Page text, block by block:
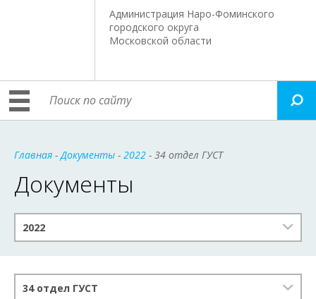
Администрация Наро-Фоминского
городского округа
Московской области
Главная -Документы - 2022 - 34 отдел ГУСТ
Документы
2022
34 отдел ГУСТ